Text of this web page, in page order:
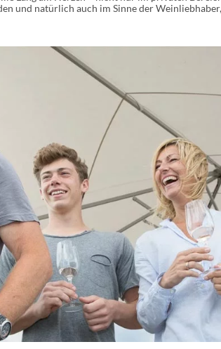
und natürlich auch im Sinne der